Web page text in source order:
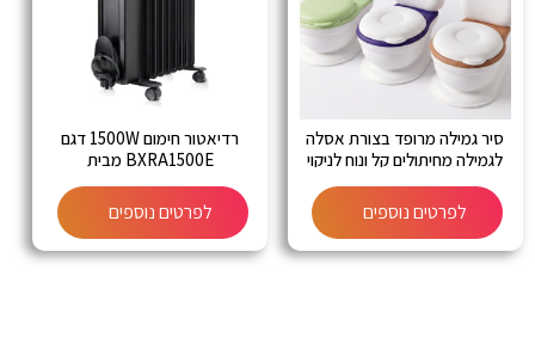
סיר גמילה מרופד בצורת אסלה
לגמילה מחיתולים קל ונוח לניקוי
לפרטים נוספים
רדיאטור חימום 1500W דגם
BXRA1500E מבית
BLACK&DECKER
לפרטים נוספים